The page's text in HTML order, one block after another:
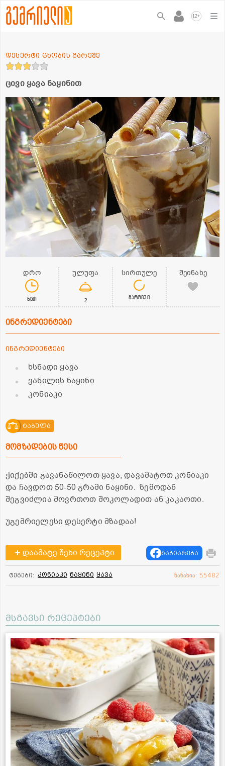
12+
ცივი ყავა ნაყინით
დესერტი ცხობის გარეშე
დრო
5წთ
ულუფა
2
სირთულე
მარტივი
შეინახე
ინგრედიენტები
ინგრედიენტები
ხსნადი ყავა
ვანილის ნაყინი
კონიაკი
ტაბულა
მომზადების წესი
ჭიქებში გავანაწილოთ ყავა, დავამატოთ კონიაკი
და ჩავდოთ 50-50 გრამი ნაყინი. ზემოდან
შეგვიძლია მოვრთოთ შოკოლადით ან კაკაოთი.
უგემრიელესი დესერტი მზადაა!
დაამატე შენი რეცეპტი გაზიარება
ტეგები: კონიაკი ნაყინი ყავა ნანახია: 55482
მსგავსი რეცეპტები